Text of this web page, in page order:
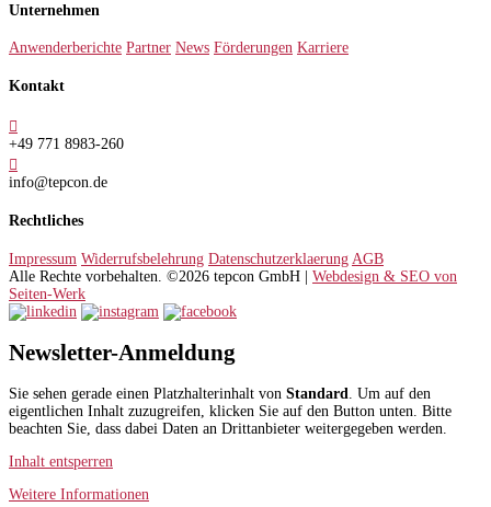
Unternehmen
Anwenderberichte Partner News Förderungen Karriere
Kontakt

+49 771 8983-260

info@tepcon.de
Rechtliches
Impressum Widerrufsbelehrung Datenschutzerklaerung AGB
Alle Rechte vorbehalten. ©2026 tepcon GmbH | Webdesign & SEO von
Seiten-Werk
Newsletter-Anmeldung
Sie sehen gerade einen Platzhalterinhalt von Standard. Um auf den
eigentlichen Inhalt zuzugreifen, klicken Sie auf den Button unten. Bitte
beachten Sie, dass dabei Daten an Drittanbieter weitergegeben werden.
Inhalt entsperren
Weitere Informationen